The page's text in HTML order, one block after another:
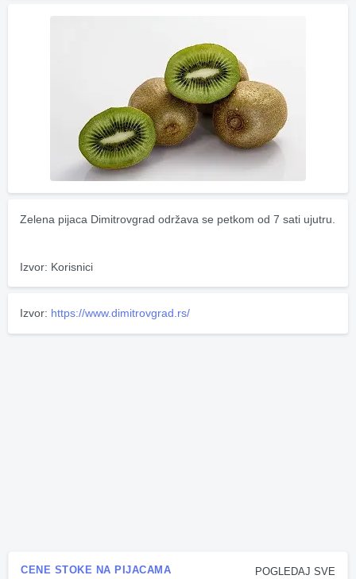
Zelena pijaca Dimitrovgrad održava se petkom od 7 sati ujutru.
Izvor: Korisnici
Izvor: https://www.dimitrovgrad.rs/
POGLEDAJ SVE
CENE STOKE NA PIJACAMA